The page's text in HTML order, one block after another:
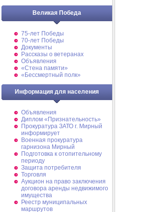
Великая Победа
75-лет Победы
70-лет Победы
Документы
Рассказы о ветеранах
Объявления
«Стена памяти»
«Бессмертный полк»
Информация для населения
Объявления
Диплом «Признательность»
Прокуратура ЗАТО г. Мирный
информирует
Военная прокуратура
гарнизона Мирный
Подготовка к отопительному
периоду
Защита потребителя
Торговля
Аукцион на право заключения
договора аренды недвижимого
имущества
Реестр муниципальных
маршрутов